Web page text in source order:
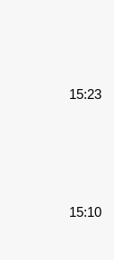
15:23
15:10